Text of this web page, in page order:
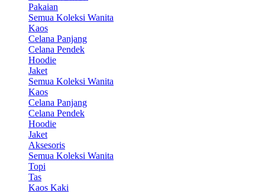
Pakaian
Semua Koleksi Wanita
Kaos
Celana Panjang
Celana Pendek
Hoodie
Jaket
Semua Koleksi Wanita
Kaos
Celana Panjang
Celana Pendek
Hoodie
Jaket
Aksesoris
Semua Koleksi Wanita
Topi
Tas
Kaos Kaki